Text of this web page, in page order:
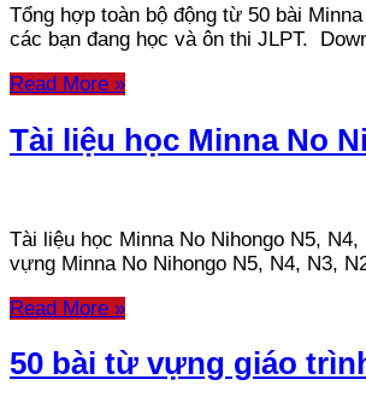
Tổng hợp toàn bộ động từ 50 bài
các bạn đang học và ôn thi JLPT.
Read More »
Tài liệu học Minna No
Tài liệu học Minna No Nihongo N5,
vựng Minna No Nihongo N5, N4, N3,
Read More »
50 bài từ vựng giáo